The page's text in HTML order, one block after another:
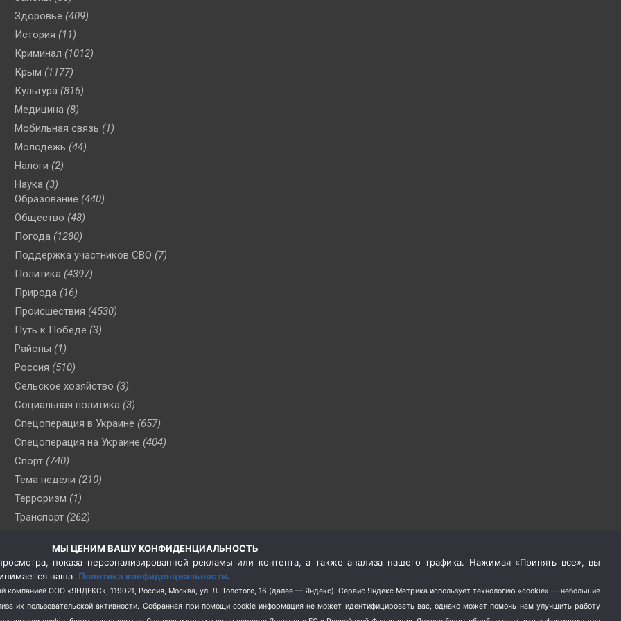
Здоровье (409)
История (11)
Криминал (1012)
Крым (1177)
Культура (816)
Медицина (8)
Мобильная связь (1)
Молодежь (44)
Налоги (2)
Наука (3)
Образование (440)
Общество (48)
Погода (1280)
Поддержка участников СВО (7)
Политика (4397)
Природа (16)
Происшествия (4530)
Путь к Победе (3)
Районы (1)
Россия (510)
Сельское хозяйство (3)
Социальная политика (3)
Спецоперация в Украине (657)
Спецоперация на Украине (404)
Спорт (740)
Тема недели (210)
Терроризм (1)
Транспорт (262)
(76)
Цены (2)
Школа и спорт (2)
Экология (8)
МЫ ЦЕНИМ ВАШУ КОНФИДЕНЦИАЛЬНОСТЬ
показа персонализированной рекламы или контента, а также анализа нашего трафика. Нажимая «Принять все», вы
наша Политика конфиденциальности.
компанией ООО «ЯНДЕКС», 119021, Россия, Москва, ул. Л. Толстого, 16 (далее — Яндекс). Сервис Яндекс Метрика использует технологию «cookie» — небольшие
их пользовательской активности. Собранная при помощи cookie информация не может идентифицировать вас, однако может помочь нам улучшить работу